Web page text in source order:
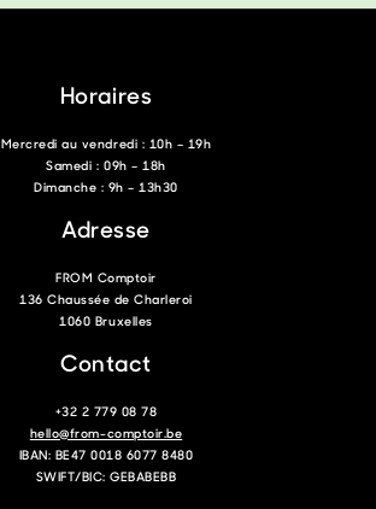
Horaires
Mercredi au vendredi : 10h – 19h
Samedi : 09h – 18h
Dimanche : 9h – 13h30
Adresse
FROM Comptoir
136 Chaussée de Charleroi
1060 Bruxelles
Contact
+32 2 779 08 78
hello@from-comptoir.be
IBAN: BE47 0018 6077 8480
SWIFT/BIC: GEBABEBB